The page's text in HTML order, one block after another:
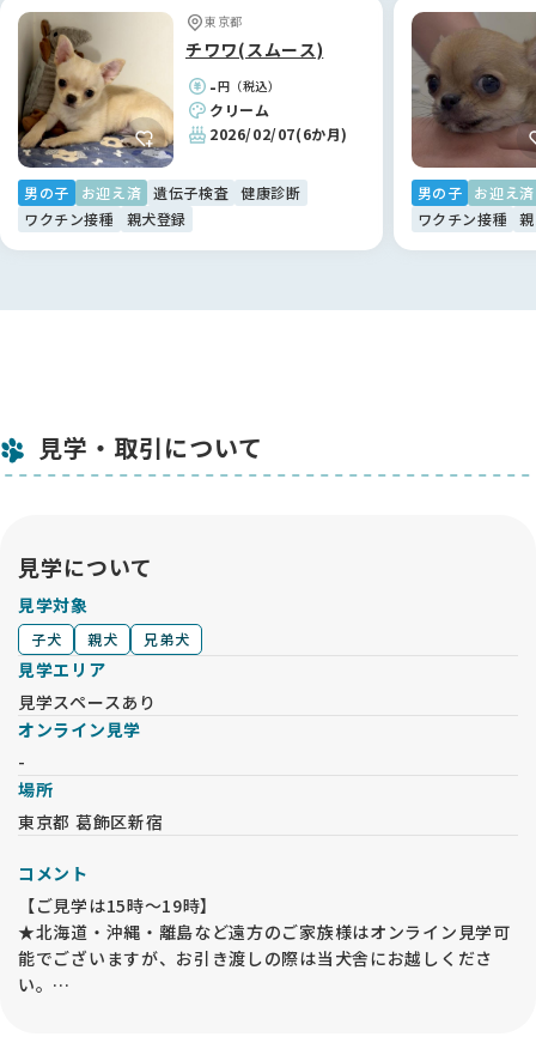
今回ブリーダーさんを探すにあたって、他のサイトも見ていた
のですが、妻がBreederFamiliesさんを見つけてくれました。
掲載されているブリーダーさんの情報がしっかりしていて、
「ここに載っているブリーダーさんなら安心できそう」と感じ
たのが決め手です。
実際にお迎えまでスムーズに進めることができましたし、しっ
かり運営されているサービスだと思います 🌸
東京都
チワワ(スムース)
-円（税込）
クリーム
2026/02/07(6か月)
男の子 お迎え済 遺伝子検査
健康診断
ワクチン接種
親犬登録
男の子
お迎え済
ワクチン接種
見学・取引について
見学について
見学対象
子犬 親犬 兄弟犬
見学エリア
見学スペースあり
オンライン見学
-
場所
東京都 葛飾区新宿
コメント
【ご見学は15時〜19時】
★北海道・沖縄・離島など遠方のご家族様はオンライン見学可
能でございますが、お引き渡しの際は当犬舎にお越しくださ
い。